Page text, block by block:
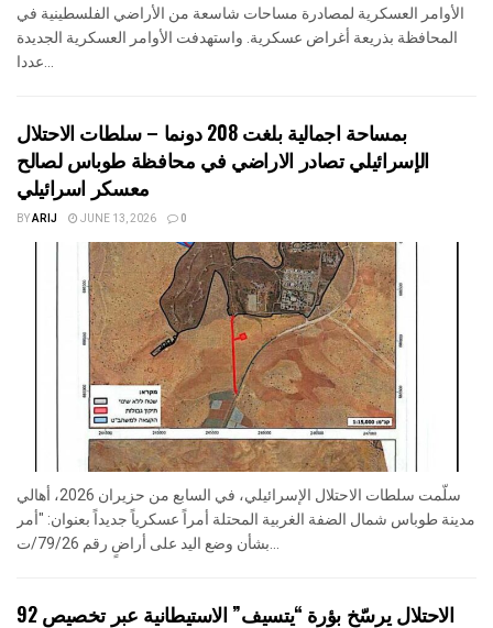
الأوامر العسكرية لمصادرة مساحات شاسعة من الأراضي الفلسطينية في
المحافظة بذريعة أغراض عسكرية. واستهدفت الأوامر العسكرية الجديدة
عددا...
بمساحة اجمالية بلغت 208 دونما – سلطات الاحتلال
الإسرائيلي تصادر الاراضي في محافظة طوباس لصالح
معسكر اسرائيلي
BYARIJ JUNE 13, 2026 0
سلّمت سلطات الاحتلال الإسرائيلي، في السابع من حزيران 2026، أهالي
مدينة طوباس شمال الضفة الغربية المحتلة أمراً عسكرياً جديداً بعنوان: "أمر
بشأن وضع اليد على أراضٍ رقم 79/26/ت...
الاحتلال يرسّخ بؤرة “يتسيف” الاستيطانية عبر تخصيص 92